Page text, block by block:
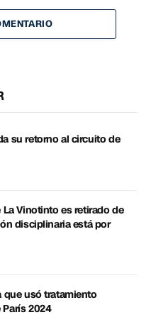
su retorno al circuito de
Vinotinto es retirado de
disciplinaria está por
que usó tratamiento
2024